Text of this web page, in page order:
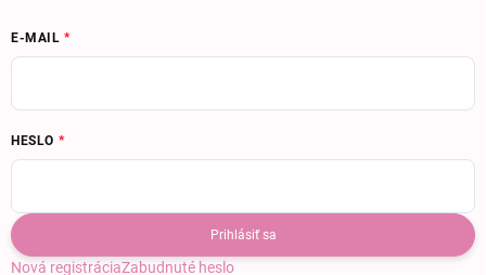
E-MAIL
HESLO
Prihlásiť sa
Nová registráciaZabudnuté heslo